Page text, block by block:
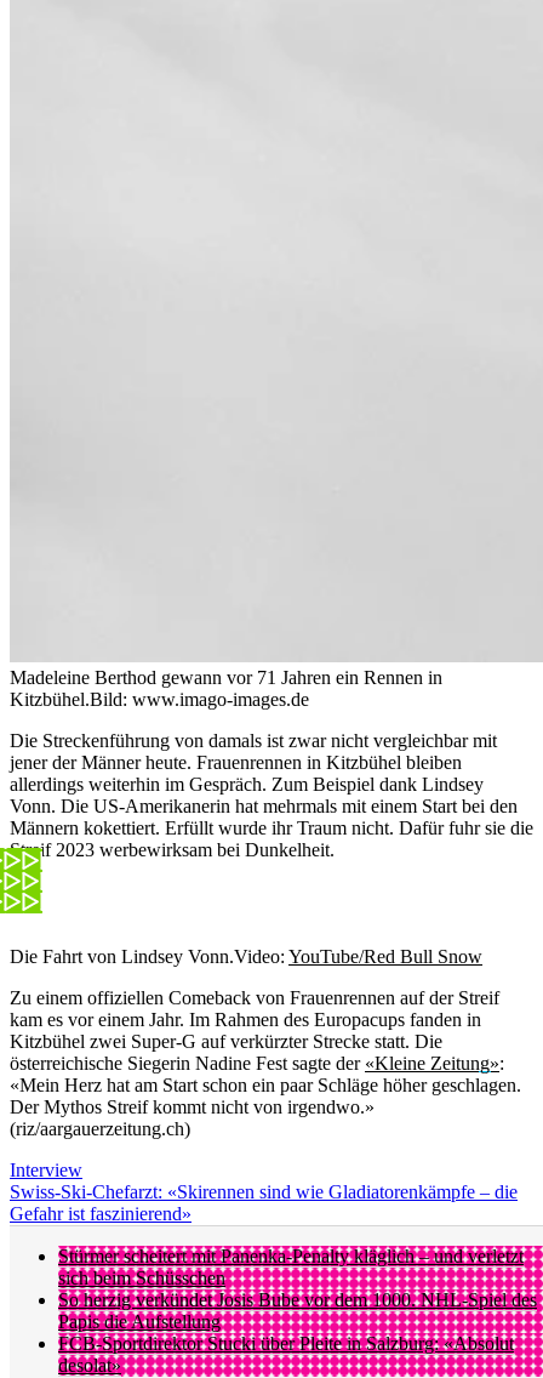
Madeleine Berthod gewann vor 71 Jahren ein Rennen in
Kitzbühel.Bild: www.imago-images.de
Die Streckenführung von damals ist zwar nicht vergleichbar mit
jener der Männer heute. Frauenrennen in Kitzbühel bleiben
allerdings weiterhin im Gespräch. Zum Beispiel dank Lindsey
Vonn. Die US-Amerikanerin hat mehrmals mit einem Start bei den
Männern kokettiert. Erfüllt wurde ihr Traum nicht. Dafür fuhr sie die
Streif 2023 werbewirksam bei Dunkelheit.
Die Fahrt von Lindsey Vonn.Video: YouTube/Red Bull Snow
Zu einem offiziellen Comeback von Frauenrennen auf der Streif
kam es vor einem Jahr. Im Rahmen des Europacups fanden in
Kitzbühel zwei Super-G auf verkürzter Strecke statt. Die
österreichische Siegerin Nadine Fest sagte der «Kleine Zeitung»:
«Mein Herz hat am Start schon ein paar Schläge höher geschlagen.
Der Mythos Streif kommt nicht von irgendwo.»
(riz/aargauerzeitung.ch)
Interview
Swiss-Ski-Chefarzt: «Skirennen sind wie Gladiatorenkämpfe – die
Gefahr ist faszinierend»
Stürmer scheitert mit Panenka-Penalty kläglich – und verletzt
sich beim Schüsschen
So herzig verkündet Josis Bube vor dem 1000. NHL-Spiel des
Papis die Aufstellung
FCB-Sportdirektor Stucki über Pleite in Salzburg: «Absolut
desolat»